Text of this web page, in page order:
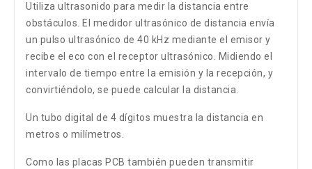
Utiliza ultrasonido para medir la distancia entre
obstáculos. El medidor ultrasónico de distancia envía
un pulso ultrasónico de 40 kHz mediante el emisor y
recibe el eco con el receptor ultrasónico. Midiendo el
intervalo de tiempo entre la emisión y la recepción, y
convirtiéndolo, se puede calcular la distancia.
Un tubo digital de 4 dígitos muestra la distancia en
metros o milímetros.
Como las placas PCB también pueden transmitir